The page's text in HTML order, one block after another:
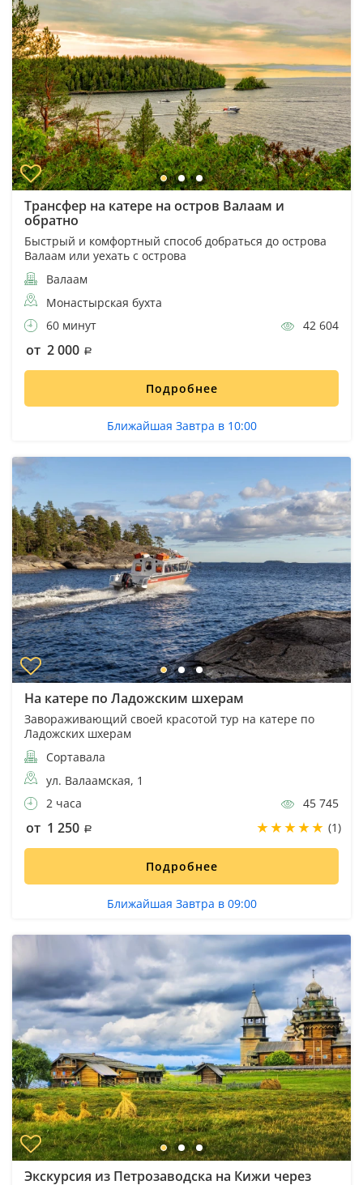
Трансфер на катере на остров Валаам и
обратно
Быстрый и комфортный способ добраться до острова
Валаам или уехать с острова
Валаам
Монастырская бухта
60 минут
42 604
от 2 000
Подробнее
Ближайшая Завтра в 10:00
На катере по Ладожским шхерам
Завораживающий своей красотой тур на катере по
Ладожских шхерам
Сортавала
ул. Валаамская, 1
2 часа
45 745
от 1 250 (1)
Подробнее
Ближайшая Завтра в 09:00
Экскурсия из Петрозаводска на Кижи через